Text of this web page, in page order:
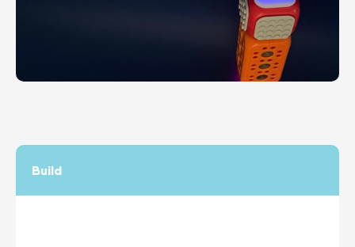
Build